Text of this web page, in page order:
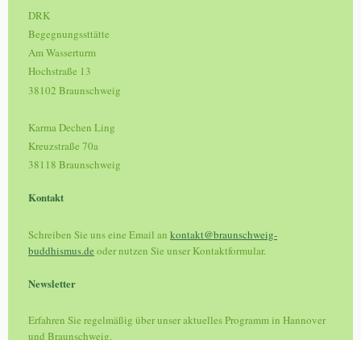
DRK
Begegnungssttätte
Am Wasserturm
Hochstraße 13
38102 Braunschweig
Karma Dechen Ling
Kreuzstraße 70a
38118 Braunschweig
Kontakt
Schreiben Sie uns eine Email an kontakt@braunschweig-
buddhismus.de oder nutzen Sie unser Kontaktformular.
Newsletter
Erfahren Sie regelmäßig über unser aktuelles Programm in Hannover
und Braunschweig.